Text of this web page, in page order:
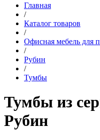
Главная
/
Каталог товаров
/
Офисная мебель для
/
Рубин
/
Тумбы
Тумбы из
Рубин